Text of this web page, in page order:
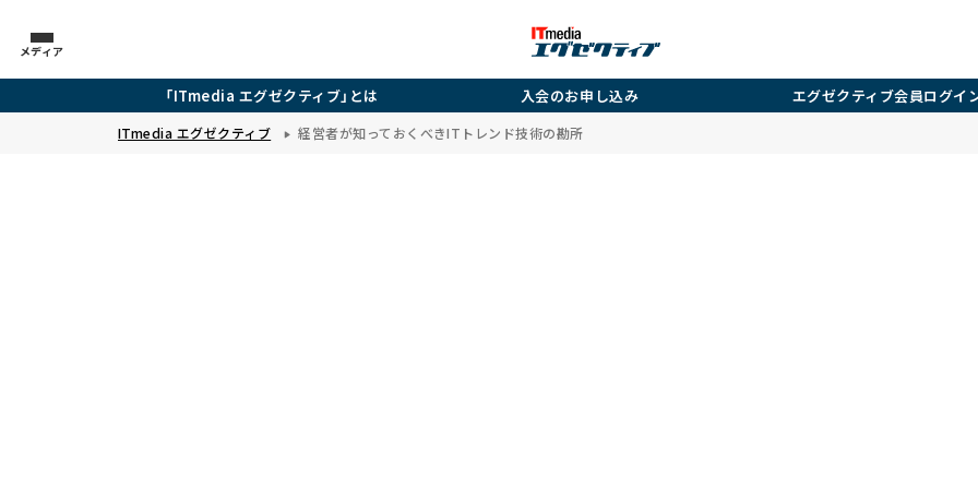
メディア
「ITmedia エグゼクティブ」とは 入会のお申し込み エグゼクティブ会員ログイ
ITmedia エグゼクティブ 経営者が知っておくべきITトレンド技術の勘所